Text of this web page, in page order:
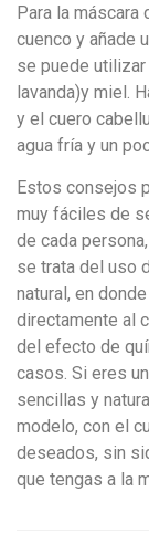
Para la máscara
cuenco y añade
se puede
lavanda)y miel.
y el cuero
agua fría y un
Estos consejos
muy fáciles de
de cada
se trata del uso
natural, en
directamente al
del efecto de
casos. Si eres
sencillas y
modelo, con el
deseados, sin
que tengas a la